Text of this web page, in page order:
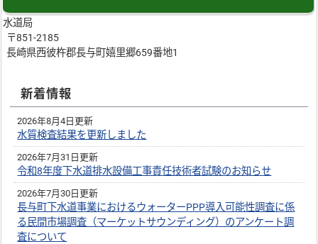
水道局
〒851-2185
長崎県西彼杵郡長与町嬉里郷659番地1
新着情報
2026年8月4日更新
水質検査結果を更新しました
2026年7月31日更新
令和8年度下水道排水設備工事責任技術者試験のお知らせ
2026年7月30日更新
長与町下水道事業におけるウォーターPPP導入可能性調査に係
る民間市場調査（マーケットサウンディング）のアンケート調
査について